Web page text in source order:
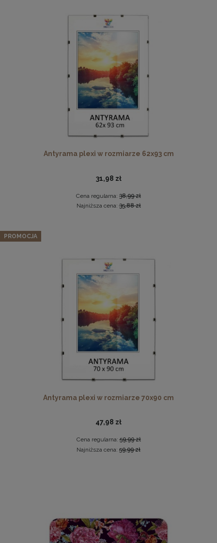
Ramka na zdjęcia A4 21 x 29,7 cm zielona, z naturalnego
drewna
17,99 zł
DO KOSZYKA
Płyta HDF w rozmiarze 100x140 cm
32,99 zł
DO KOSZYKA
Antyrama plexi w rozmiarze 62x93 cm
31,98 zł
Cena regularna: 38,99 zł
Najniższa cena:35,88 zł
Antyrama plexi w rozmiarze 70x90 cm
47,98 zł
Cena regularna:59,99 zł
Najniższa cena: 59,99 zł
PROMOCJA